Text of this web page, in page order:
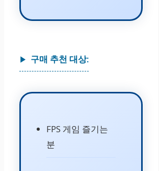
구매 추천 대상:
FPS 게임 즐기는
분